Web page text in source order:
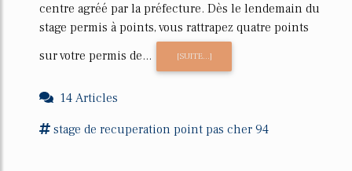
centre agréé par la préfecture. Dès le lendemain du
stage permis à points, vous rattrapez quatre points
sur votre permis de...
[SUITE...]
14 Articles
stage de recuperation point pas cher 94